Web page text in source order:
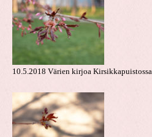
10.5.2018 Värien kirjoa Kirsikkapuistossa